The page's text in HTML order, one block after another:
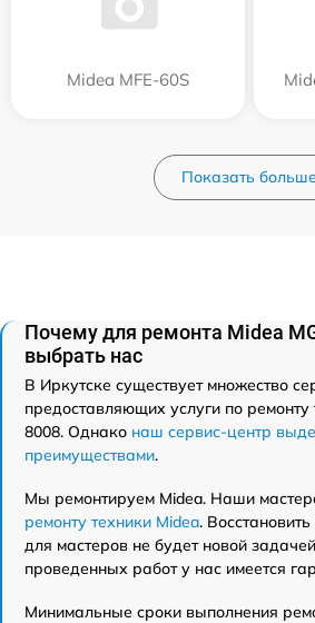
Midea MFE-60S
Показать больше
Почему для ремонта Midea
выбрать нас
В Иркутске существует множество
предоставляющих услуги по ремонту
8008. Однако наш сервис-центр
преимуществами.
Мы ремонтируем Midea. Наши
ремонту техники Midea.
для мастеров не будет новой
проведенных работ у нас имеется
Минимальные сроки выполнения